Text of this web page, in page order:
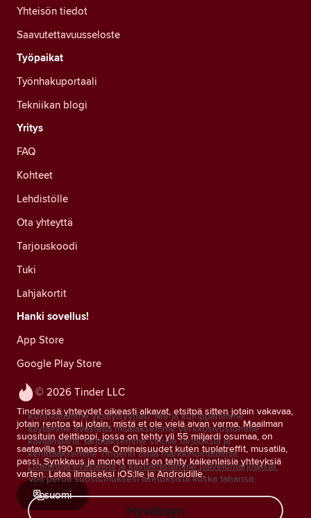
© 2026 Tinder LLC
Tinderissä yhteydet oikeasti alkavat, etsitpä sitten jotain vakavaa,
jotain rentoa tai jotain, mistä et ole vielä aivan varma. Maailman
suosituin deittiappi, jossa on tehty yli 55 miljardi osumaa, on
saatavilla 190 maassa. Ominaisuudet kuten tuplatreffit, musatila,
passi, Synkkaus ja monet muut on tehty kaikenlaisia yhteyksiä
varten. Lataa ilmaiseksi iOS:lle ja Androidille.
suomi
Yhteisön tiedot
Saavutettavuusseloste
Työpaikat
Työnhakuportaali
Tekniikan blogi
Yritys
FAQ
Kohteet
Lehdistölle
Ota yhteyttä
Tarjouskoodi
Tuki
Lahjakortit
Hanki sovellus!
App Store
Google Play Store
Kunnioitamme yksityisyyttäsi. Me ja kumppanimme
käytämme evästeitä mitataksemme verkkosivustomme
kävijämääriä, tarjotaksemme sinulle tarjouksia ja
kehittääksemme Tinderin omia markkinointitoimia.
Lisätietoja evästeistä ja käyttämistämme palveluntarjoajista.
Voit perua suostumuksesi asetuksista koska tahansa.
Hyväksyn